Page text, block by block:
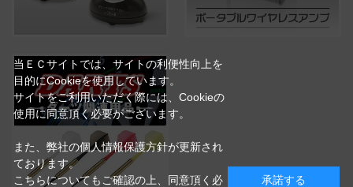
当ＥＣサイトでは、サイトの利便性向上を
目的にCookieを使用しています。
サイトをご利用いただく際には、Cookieの
使用に同意頂く必要がございます。
また、弊社の個人情報保護方針が更新され
ております。
こちらについてもご確認の上、同意頂く必
承諾する